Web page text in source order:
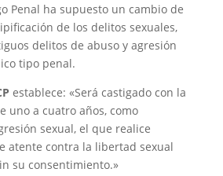
Penal ha supuesto un cambio de
de los delitos sexuales,
delitos de abuso y agresión
tipo penal.
establece: «Será castigado con la
uno a cuatro años, como
sexual, el que realice
atente contra la libertad sexual
su consentimiento.»